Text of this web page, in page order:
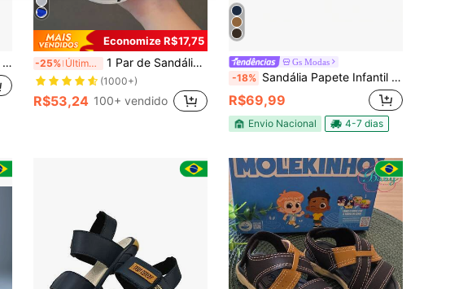
Economize R$17,75
-25% Último dia 1 Par de Sandálias Novas de Verão para Crianças, Chinelos Antiderrapantes Fofos de Desenho Animado para Uso Interno e Externo, Praia
(1000+)
R$53,24 100+ vendido
Gs Modas
-18% Sandália Papete Infantil Menino Molekinho 2135153
R$69,99
Envio Nacional 4-7 dias